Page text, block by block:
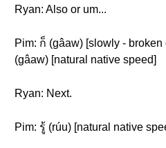
Ryan: Also or um...
Pim: ก็ (gâaw) [slowly -
(gâaw) [natural native speed]
Ryan: Next.
Pim: รู้ (rúu) [natural native